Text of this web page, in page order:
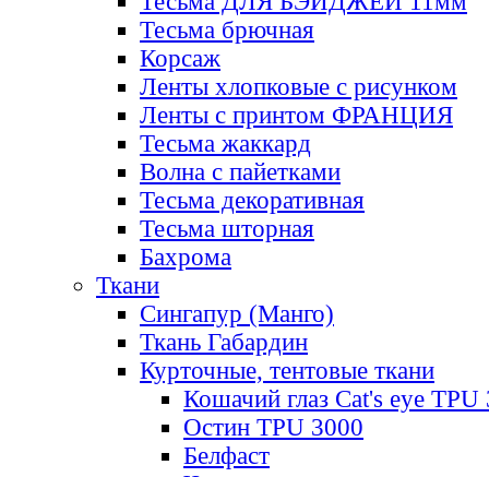
Тесьма брючная
Корсаж
Ленты хлопковые с рисунком
Ленты с принтом ФРАНЦИЯ
Тесьма жаккард
Волна с пайетками
Тесьма декоративная
Тесьма шторная
Бахрома
Ткани
Сингапур (Манго)
Ткань Габардин
Курточные, тентовые ткани
Кошачий глаз Cat's eye TPU
Остин TPU 3000
Белфаст